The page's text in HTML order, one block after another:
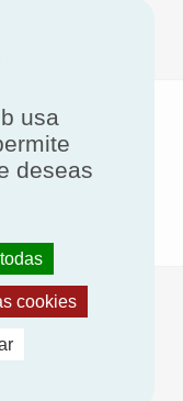
53
usa
deseas
cookies